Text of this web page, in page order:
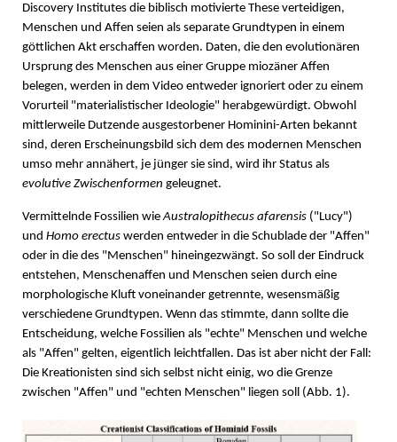
Discovery Institutes die biblisch motivierte These verteidigen,
Menschen und Affen seien als separate Grundtypen in einem
göttlichen Akt erschaffen worden. Daten, die den evolutionären
Ursprung des Menschen aus einer Gruppe miozäner Affen
belegen, werden in dem Video entweder ignoriert oder zu einem
Vorurteil "materialistischer Ideologie" herabgewürdigt. Obwohl
mittlerweile Dutzende ausgestorbener Hominini-Arten bekannt
sind, deren Erscheinungsbild sich dem des modernen Menschen
umso mehr annähert, je jünger sie sind, wird ihr Status als
evolutive Zwischenformen geleugnet.
Vermittelnde Fossilien wieAustralopithecus afarensis("Lucy")
und Homo erectuswerden entweder in die Schublade der "Affen"
oder in die des "Menschen" hineingezwängt. So soll der Eindruck
entstehen, Menschenaffen und Menschen seien durch eine
morphologische Kluft voneinander getrennte, wesensmäßig
verschiedene Grundtypen. Wenn das stimmte, dann sollte die
Entscheidung, welche Fossilien als "echte" Menschen und welche
als "Affen" gelten, eigentlich leichtfallen. Das ist aber nicht der Fall:
Die Kreationisten sind sich selbst nicht einig, wo die Grenze
zwischen "Affen" und "echten Menschen" liegen soll (Abb. 1).